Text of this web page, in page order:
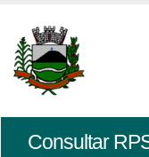
Consultar